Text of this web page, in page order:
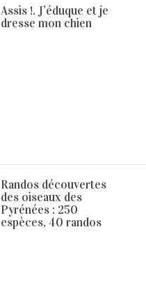
Assis !. J’éduque et je
dresse mon chien
Randos découvertes
des oiseaux des
Pyrénées : 250
espèces, 40 randos